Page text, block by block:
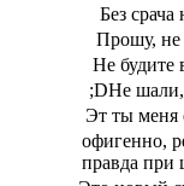
Без
Прошу, не
Не будите
;DНе
Эт ты меня
офигенно,
правда при